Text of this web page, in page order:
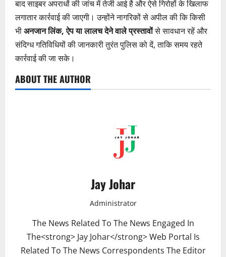
बाद साइबर अपराधों की जांच में तेजी आई है और ऐसे गिरोहों के खिलाफ
लगातार कार्रवाई की जाएगी। उन्होंने नागरिकों से अपील की कि किसी
भीअनजान लिंक, ऐप या लालच देने वाले प्रस्तावोंसे सावधान रहें और
संदिग्ध गतिविधियों की जानकारी तुरंत पुलिस को दें, ताकि समय रहते
कार्रवाई की जा सके।
ABOUT THE AUTHOR
Jay Johar
Administrator
The News Related To The News Engaged In
The<strong> Jay Johar</strong> Web Portal Is
Related To The News Correspondents The Editor